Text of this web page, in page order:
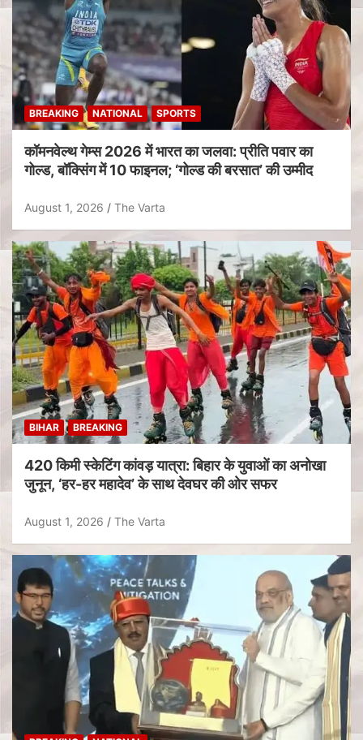
BREAKING NATIONAL SPORTS
कॉमनवेल्थ गेम्स 2026 में भारत का जलवा: प्रीति पवार का
गोल्ड, बॉक्सिंग में 10 फाइनल; ‘गोल्ड की बरसात’ की उम्मीद
August 1, 2026 The Varta
BIHAR BREAKING
420 किमी स्केटिंग कांवड़ यात्रा: बिहार के युवाओं का अनोखा
जुनून, ‘हर-हर महादेव’ के साथ देवघर की ओर सफर
August 1, 2026 The Varta